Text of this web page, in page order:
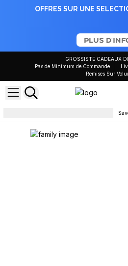
OFFRES SUR UNE
PLUS
GROSSISTE CADEAUX
Pas de Minimum de Commande
Remises Sur